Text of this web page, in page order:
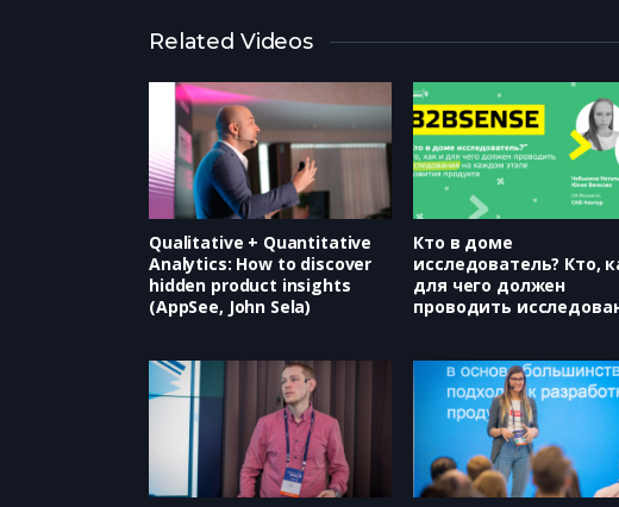
Related Videos
Qualitative + Quantitative
Analytics: How to discover
hidden product insights
(AppSee, John Sela)
Кто в доме
исследователь? Кто,
для чего должен
проводить
Контур, Наталья
Чебыкина, Юлия